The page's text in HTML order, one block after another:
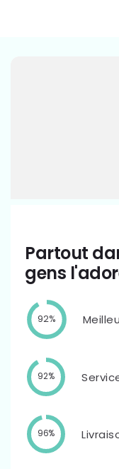
Partout
gens
92%
92%
96%